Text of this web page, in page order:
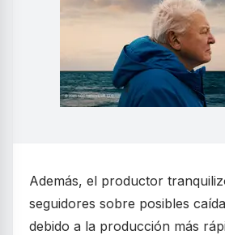
Además, el productor
seguidores sobre posibles
debido a la producción más